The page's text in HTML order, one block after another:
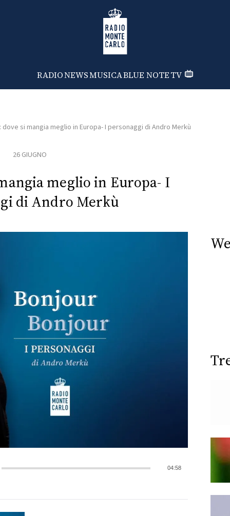
Radio Monte Carlo
RADIONEWSMUSICABLUE NOTETV
dove si mangia meglio in Europa- I personaggi di Andro Merkù
26 GIUGNO
meglio in Europa- I
di Andro Merkù
04:58